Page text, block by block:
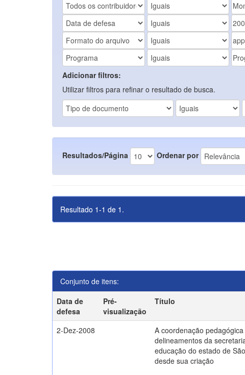
Adicionar filtros:
Utilizar filtros para refinar o resultado de busca.
Resultados/Página Ordenar por
Resultado 1-1 de 1.
Conjunto de itens:
Data de
defesa
Pré-
visualização
Título
2-Dez-2008
A coordenação
delineamentos da
educação do estado de
desde sua criação